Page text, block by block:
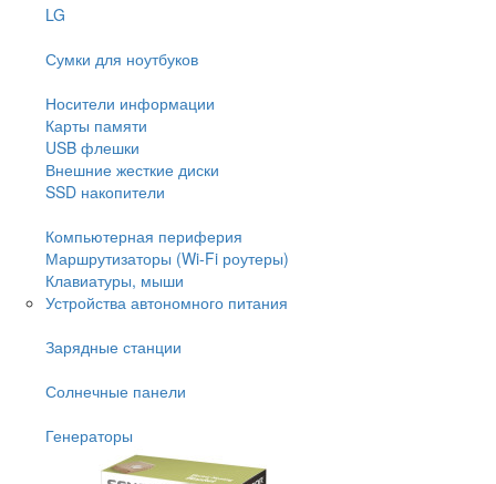
LG
Сумки для ноутбуков
Носители информации
Карты памяти
USB флешки
Внешние жесткие диски
SSD накопители
Компьютерная периферия
Маршрутизаторы (Wi-Fi роутеры)
Клавиатуры, мыши
Устройства автономного питания
Зарядные станции
Солнечные панели
Генераторы